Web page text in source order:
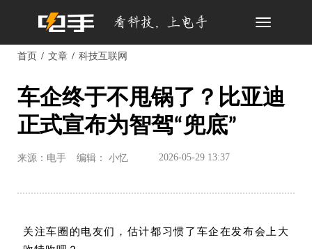
Toggle
首页 文章 科技互联网
车企终于不甩锅了？比亚迪
正式宣布为智驾“兜底”
来源：电手 编辑： 小忆 2026-05-29 13:37
关注车圈的电友们，估计都习惯了车企在发布会上大